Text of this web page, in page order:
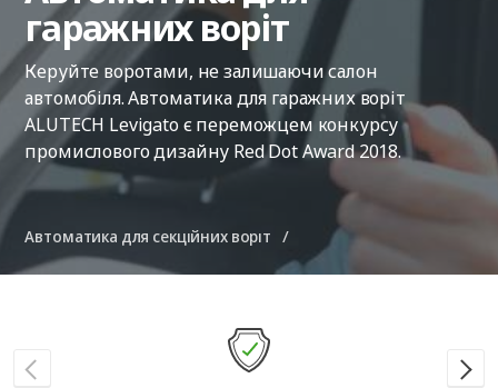
гаражних воріт
Керуйте воротами, не залишаючи салон
автомобіля. Автоматика для гаражних воріт
ALUTECH Levigato є переможцем конкурсу
промислового дизайну Red Dot Award 2018.
Автоматика для секційних воріт